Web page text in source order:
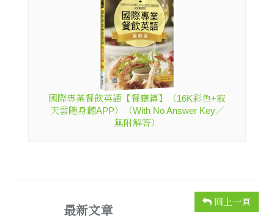
國際專業餐飲英語【餐廳篇】（16K彩色+寂
天雲隨身聽APP）（With No Answer Key／
無附解答）
回上一頁
最新文章